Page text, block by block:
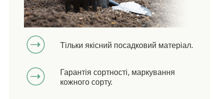
Тільки якісний посадковий матеріал.
Гарантія сортності, маркування
кожного сорту.